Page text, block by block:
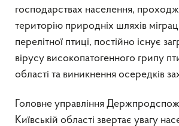
господарствах населення,
територію природніх шляхів
перелітної птиці, постійно існує
вірусу високопатогенного грипу
області та виникнення осередків
Головне управління
Київській області звертає увагу